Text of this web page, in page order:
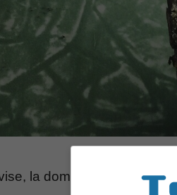
la domanda che sorge